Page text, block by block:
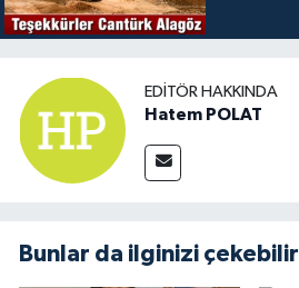
EDITÖR HAKKINDA
Hatem POLAT
Bunlar da ilginizi çekebilir